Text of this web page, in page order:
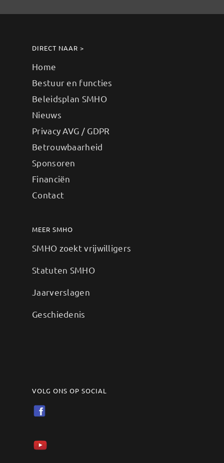
DIRECT NAAR >
Home
Bestuur en functies
Beleidsplan SMHO
Nieuws
Privacy AVG / GDPR
Betrouwbaarheid
Sponsoren
Financiën
Contact
MEER SMHO
SMHO zoekt vrijwilligers
Statuten SMHO
Jaarverslagen
Geschiedenis
VOLG ONS OP SOCIAL